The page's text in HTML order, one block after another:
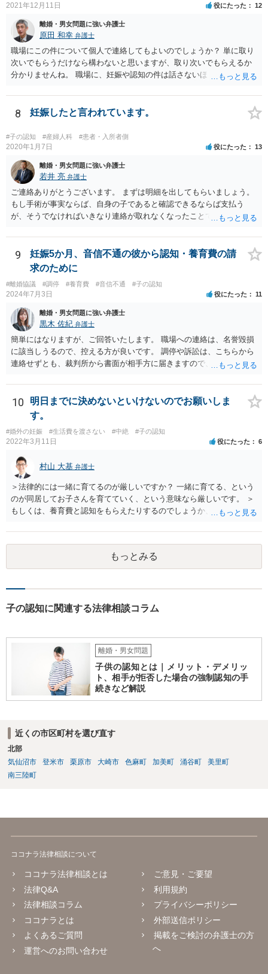
2021年12月11日 役にたった 12
離婚・男女問題に強い弁護士
原田 和幸 弁護士
職場にこの件について個人で連絡してもよいのでしょうか？ 単に取り
次いでもらうだけなら構わないと思いますが、取り次いでもらえるか
分かりませんね。 職場に、妊娠や認知の件は話さないほうがよいと思
難しいと思われれば、弁護士に入ってもらうことも検討されてくださ
い。 一度、お近くの弁護士に相談されてみてもよいと思います。
8 妊娠したと言われています。
#子の認知 #産婦人科 #患者・入所者側
2020年1月7日 役にたった 13
離婚・男女問題に強い弁護士
若井 亮 弁護士
ご連絡ありがとうございます。 まずは明細を出してもらいましょう。
もし手術が事実ならば、自身の子であると確認できるならば支払う
が、そうでなければいきなり連絡が取れなくなったことで不信感もあ
してはいかがでしょうか。 代理人となる場合ですが、事務所ごとにま
ちまちです。 弊所の場合、交渉をお受けするとなると20万円くらいが
多いかと思います。
9
妊娠5か月、音信不通の彼から認知・養育費の請
求のために
#離婚協議 #調停 #養育費 #音信不通 #子の認知
2024年7月3日 役にたった 11
離婚・男女問題に強い弁護士
黒木 佐紀 弁護士
簡単にはなりますが、ご回答いたします。 職場への連絡は、名誉毀損
に該当しうるので、控える方が良いです。 調停や訴訟は、こちらから
連絡せずとも、裁判所から書面が相手方に届きますので、連絡不要で
いのであれば、調停や訴訟をするしかないかと思います。
10
明日までに決めないといけないのでお願いしま
す。
#婚外の妊娠 #生活費を渡さない #中絶 #子の認知
2022年3月11日 役にたった 6
村山 大基 弁護士
＞法律的には一緒に育てるのが厳しいですか？ 一緒に育てる、という
のが同居してお子さんを育てていく、という意味なら厳しいです。 ＞
もしくは、養育費と認知をもらえたりするのでしょうか、 相手が認知
す。 また、認知されたことを前提に、父親として子を養う義務があり
ますので、 養育費を請求できます。 ただ、極端な話相手に収入がなか
ったり、行方不明だったりすると、実際上の回収が難しい可能性はあ
ります。
もっとみる
子の認知に関連する法律相談コラム
離婚・男女問題
子供の認知とは｜メリット・デメリッ
ト、相手が拒否した場合の強制認知の手
続きなど解説
近くの市区町村を選び直す
北部
気仙沼市
登米市 栗原市 大崎市 色麻町 加美町 涌谷町
美里町
南三陸町
ココナラ法律相談について
ココナラ法律相談とは
法律Q&A
法律相談コラム
ココナラとは
よくあるご質問
運営へのお問い合わせ
ご意見・ご要望
利用規約
プライバシーポリシー
外部送信ポリシー
掲載をご検討の弁護士の方
へ